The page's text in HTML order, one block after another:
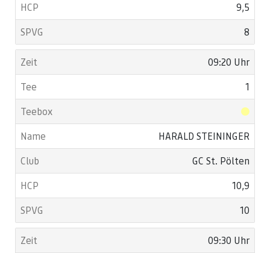
9,5
8
09:20 Uhr
1
HARALD STEININGER
GC St. Pölten
10,9
10
09:30 Uhr